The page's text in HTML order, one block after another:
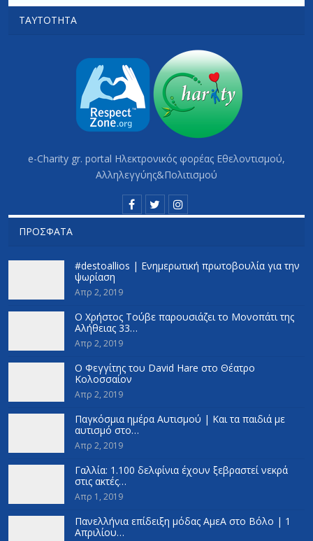
ΤΑΥΤΌΤΗΤΑ
e-Charity gr. portal Hλεκτρονικός φορέας Εθελοντισμού,
Αλληλεγγύης&Πολιτισμού
ΠΡΌΣΦΑΤΑ
#destoallios | Ενημερωτική πρωτοβουλία για την
ψωρίαση
Απρ 2, 2019
Ο Χρήστος Τούβε παρουσιάζει το Μονοπάτι της
Αλήθειας 33…
Απρ 2, 2019
Ο Φεγγίτης του David Hare στο Θέατρο
Κολοσσαίον
Απρ 2, 2019
Παγκόσμια ημέρα Αυτισμού | Και τα παιδιά με
αυτισμό στο…
Απρ 2, 2019
Γαλλία: 1.100 δελφίνια έχουν ξεβραστεί νεκρά
στις ακτές…
Απρ 1, 2019
Πανελλήνια επίδειξη μόδας ΑμεΑ στο Βόλο | 1
Απριλίου…